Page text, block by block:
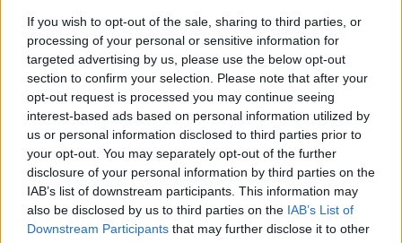
If you wish to opt-out of the sale, sharing to third parties, or
processing of your personal or sensitive information for
targeted advertising by us, please use the below opt-out
section to confirm your selection. Please note that after your
opt-out request is processed you may continue seeing
interest-based ads based on personal information utilized by
us or personal information disclosed to third parties prior to
your opt-out. You may separately opt-out of the further
disclosure of your personal information by third parties on the
IAB’s list of downstream participants. This information may
also be disclosed by us to third parties on the IAB’s List of
Downstream Participants that may further disclose it to other
Mondo CIA